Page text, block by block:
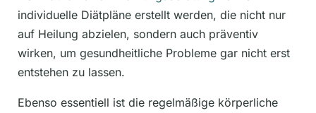
individuelle Diätpläne erstellt werden, die nicht nur
auf Heilung abzielen, sondern auch präventiv
wirken, um gesundheitliche Probleme gar nicht erst
entstehen zu lassen.
Ebenso essentiell ist die regelmäßige körperliche